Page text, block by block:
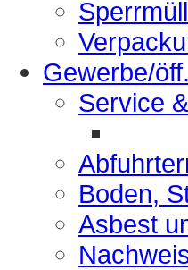
Sperrmüll
Gewerbe/
Service
Boden,
Asbest